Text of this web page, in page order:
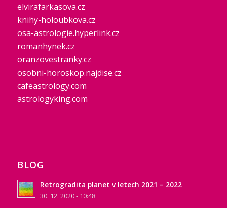
elvirafarkasova.cz
knihy-holoubkova.cz
osa-astrologie.hyperlink.cz
romanhynek.cz
oranzovestranky.cz
osobni-horoskop.najdise.cz
cafeastrology.com
astrologyking.com
BLOG
Retrogradita planet v letech 2021 – 2022
30. 12. 2020 - 10:48